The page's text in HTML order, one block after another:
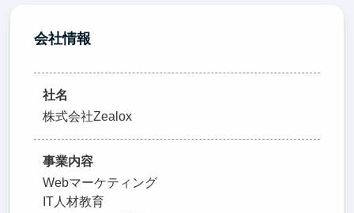
会社情報
社名
株式会社Zealox
事業内容
Webマーケティング
IT人材教育